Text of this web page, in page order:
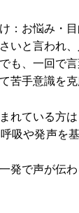
：お悩み・目
いと言われ
も、一回で
苦手意識を克
れている方は
吸や発声を
発で声が伝